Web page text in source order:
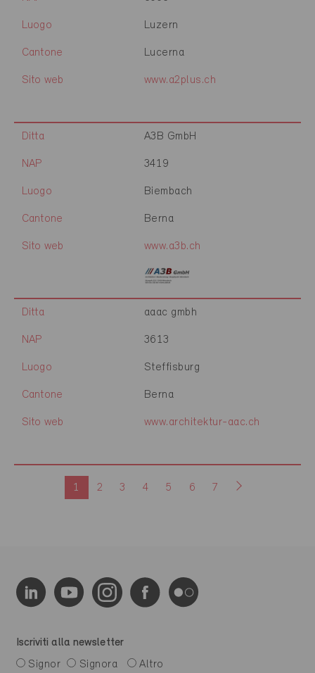
Luogo Luzern
Cantone Lucerna
Sito web www.a2plus.ch
Ditta A3B GmbH
NAP 3419
Luogo Biembach
Cantone Berna
Sito web www.a3b.ch
Ditta aaac gmbh
NAP 3613
Luogo Steffisburg
Cantone Berna
Sito web www.architektur-aac.ch
1 2 3 4 5 6 7
Iscriviti alla newsletter
Signor
Signora Altro